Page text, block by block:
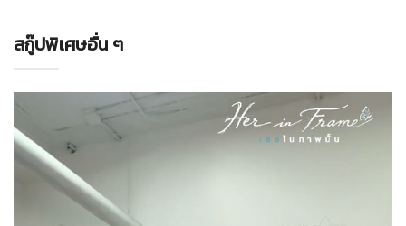
สกู๊ปพิเศษอื่น ๆ